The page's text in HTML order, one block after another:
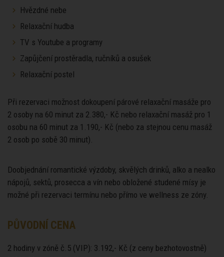
Hvězdné nebe
Relaxační hudba
TV s Youtube a programy
Zapůjčení prostěradla, ručníků a osušek
Relaxační postel
Při rezervaci možnost dokoupení párové relaxační masáže pro
2 osoby na 60 minut za 2.380,- Kč nebo relaxační masáž pro 1
osobu na 60 minut za 1.190,- Kč (nebo za stejnou cenu masáž
2 osob po sobě 30 minut).
Doobjednání romantické výzdoby, skvělých drinků, alko a nealko
nápojů, sektů, prosecca a vín nebo obložené studené mísy je
možné při rezervaci termínu nebo přímo ve wellness ze zóny.
PŮVODNÍ CENA
2 hodiny v zóně č.5 (VIP): 3.192,- Kč (z ceny bezhotovostně)